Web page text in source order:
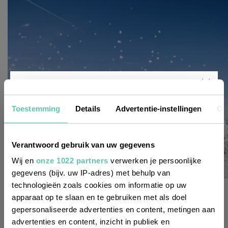
Toestemming Details Advertentie-instellingen
Verantwoord gebruik van uw gegevens
Wij en onze 1022 partners verwerken je persoonlijke
gegevens (bijv. uw IP-adres) met behulp van
technologieën zoals cookies om informatie op uw
apparaat op te slaan en te gebruiken met als doel
gepersonaliseerde advertenties en content, metingen aan
advertenties en content, inzicht in publiek en
reisinspiratie
De skidorpen van Les Arcs: welke past het best
bij jou?
Nieuwsbrief
Wil je altijd als eerste op de hoogte zijn
van de laatste nieuwtjes, leuke adressen
en inspirerende tips voor Frankrijk? Meld
je dan aan voor onze 2-wekelijkse
nieuwsbrief. Zo gedaan!